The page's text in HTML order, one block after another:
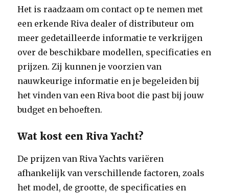
Het is raadzaam om contact op te nemen met
een erkende Riva dealer of distributeur om
meer gedetailleerde informatie te verkrijgen
over de beschikbare modellen, specificaties en
prijzen. Zij kunnen je voorzien van
nauwkeurige informatie en je begeleiden bij
het vinden van een Riva boot die past bij jouw
budget en behoeften.
Wat kost een Riva Yacht?
De prijzen van Riva Yachts variëren
afhankelijk van verschillende factoren, zoals
het model, de grootte, de specificaties en